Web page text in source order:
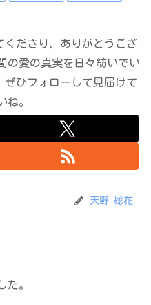
ださり、ありがとうござ
の愛の真実を日々紡いでい
ひフォローして見届けて
ね。
天野 総花
た。